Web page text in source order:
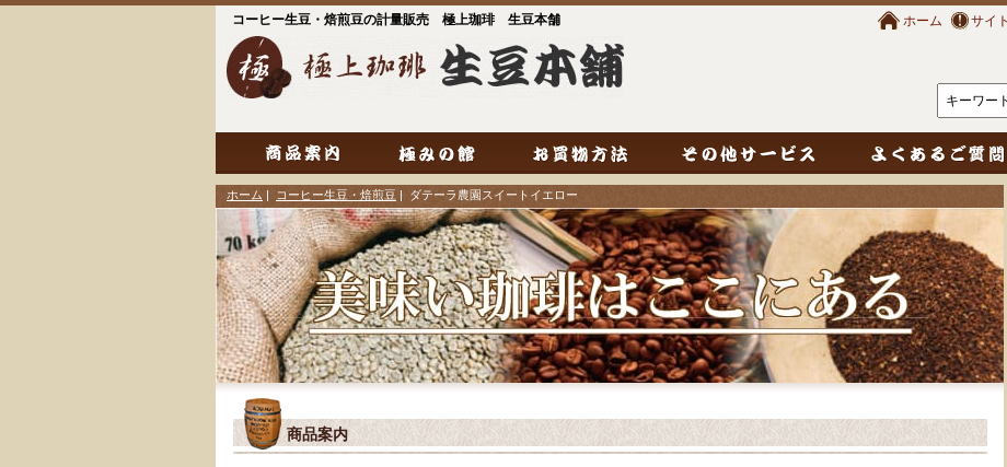
コーヒー生豆・焙煎豆の計量販売 極上珈琲 生豆本舗 ホーム サイ
ホーム | コーヒー生豆・焙煎豆 | ダテーラ農園スイートイエロー
商品案内